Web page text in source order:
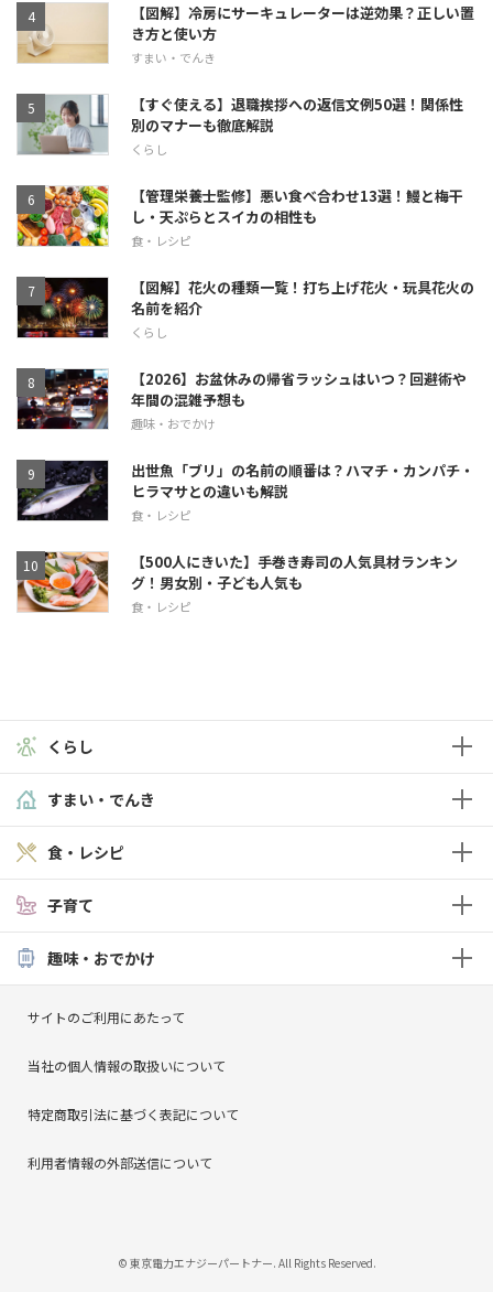
【図解】冷房にサーキュレーターは逆効果？正しい置
き方と使い方
すまい・でんき
【すぐ使える】退職挨拶への返信文例50選！関係性
別のマナーも徹底解説
くらし
【管理栄養士監修】悪い食べ合わせ13選！鰻と梅干
し・天ぷらとスイカの相性も
食・レシピ
【図解】花火の種類一覧！打ち上げ花火・玩具花火の
名前を紹介
くらし
【2026】お盆休みの帰省ラッシュはいつ？回避術や
年間の混雑予想も
趣味・おでかけ
出世魚「ブリ」の名前の順番は？ハマチ・カンパチ・
ヒラマサとの違いも解説
食・レシピ
【500人にきいた】手巻き寿司の人気具材ランキン
グ！男女別・子ども人気も
食・レシピ
くらし
すまい・でんき
食・レシピ
子育て
趣味・おでかけ
サイトのご利用にあたって
当社の個人情報の取扱いについて
特定商取引法に基づく表記について
利用者情報の外部送信について
© 東京電力エナジーパートナー. All Rights Reserved.